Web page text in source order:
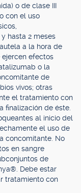
o de clase III
con el uso
hasta 2 meses
a la hora de
efectos
o la
de
vivos; otras
el tratamiento con
finalización de éste.
al inicio del
el uso de
concomitante. No
en sangre
de
Debe estar
tratamiento con